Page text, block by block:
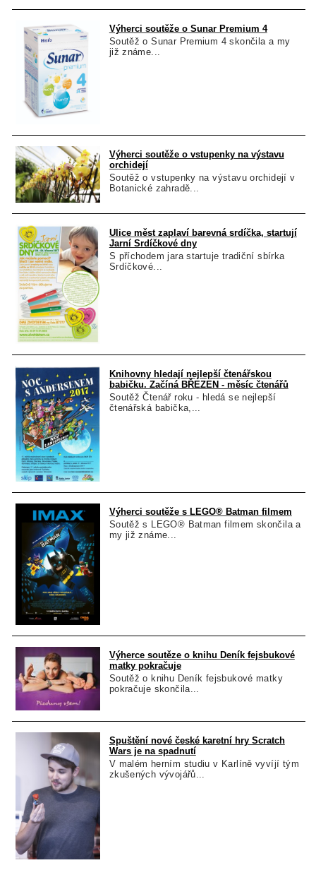
Výherci soutěže o Sunar Premium 4
Soutěž o Sunar Premium 4 skončila a my
již známe...
Výherci soutěže o vstupenky na výstavu
orchidejí
Soutěž o vstupenky na výstavu orchidejí v
Botanické zahradě...
Ulice měst zaplaví barevná srdíčka, startují
Jarní Srdíčkové dny
S příchodem jara startuje tradiční sbírka
Srdíčkové...
Knihovny hledají nejlepší čtenářskou
babičku. Začíná BŘEZEN - měsíc čtenářů
Soutěž Čtenář roku - hledá se nejlepší
čtenářská babička,...
Výherci soutěže s LEGO® Batman filmem
Soutěž s LEGO® Batman filmem skončila a
my již známe...
Výherce soutěze o knihu Deník fejsbukové
matky pokračuje
Soutěž o knihu Deník fejsbukové matky
pokračuje skončila...
Spuštění nové české karetní hry Scratch
Wars je na spadnutí
V malém herním studiu v Karlíně vyvíjí tým
zkušených vývojářů...